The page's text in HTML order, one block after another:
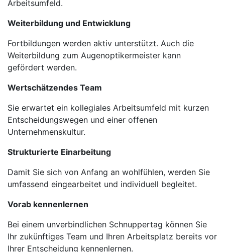
Arbeitsumfeld.
Weiterbildung und Entwicklung
Fortbildungen werden aktiv unterstützt. Auch die
Weiterbildung zum Augenoptikermeister kann
gefördert werden.
Wertschätzendes Team
Sie erwartet ein kollegiales Arbeitsumfeld mit kurzen
Entscheidungswegen und einer offenen
Unternehmenskultur.
Strukturierte Einarbeitung
Damit Sie sich von Anfang an wohlfühlen, werden Sie
umfassend eingearbeitet und individuell begleitet.
Vorab kennenlernen
Bei einem unverbindlichen Schnuppertag können Sie
Ihr zukünftiges Team und Ihren Arbeitsplatz bereits vor
Ihrer Entscheidung kennenlernen.